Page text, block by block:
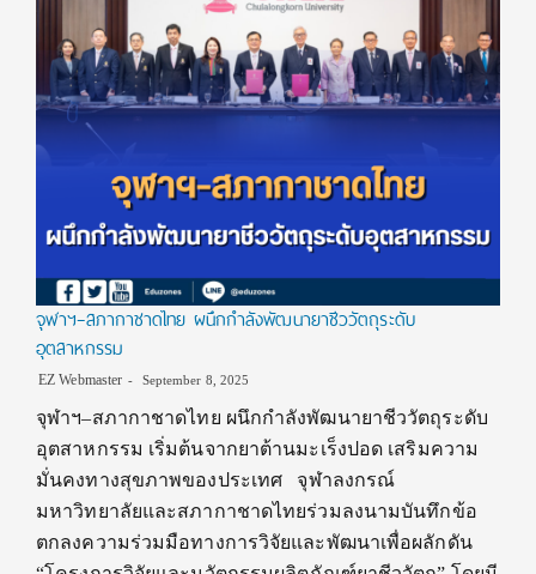
จุฬาฯ–สภากาชาดไทย ผนึกกำลังพัฒนายาชีววัตถุระดับ
อุตสาหกรรม
EZ Webmaster September 8, 2025
จุฬาฯ–สภากาชาดไทย ผนึกกำลังพัฒนายาชีววัตถุระดับ
อุตสาหกรรม เริ่มต้นจากยาต้านมะเร็งปอด เสริมความ
มั่นคงทางสุขภาพของประเทศ จุฬาลงกรณ์
มหาวิทยาลัยและสภากาชาดไทยร่วมลงนามบันทึกข้อ
ตกลงความร่วมมือทางการวิจัยและพัฒนาเพื่อผลักดัน